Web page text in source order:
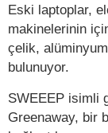
Eski laptoplar,
makinelerinin
çelik,
bulunuyor.
SWEEEP isimli
Greenaway, bir